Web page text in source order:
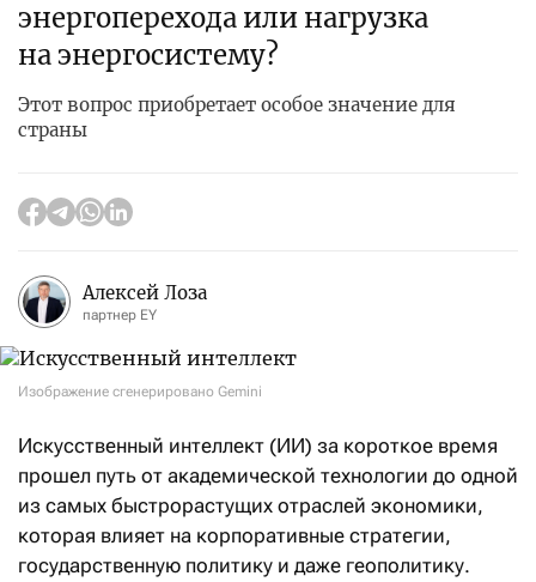
энергоперехода или нагрузка
на энергосистему?
Этот вопрос приобретает особое значение для
страны
Алексей Лоза
партнер EY
Изображение сгенерировано Gemini
Искусственный интеллект (ИИ) за короткое время
прошел путь от академической технологии до одной
из самых быстрорастущих отраслей экономики,
которая влияет на корпоративные стратегии,
государственную политику и даже геополитику.